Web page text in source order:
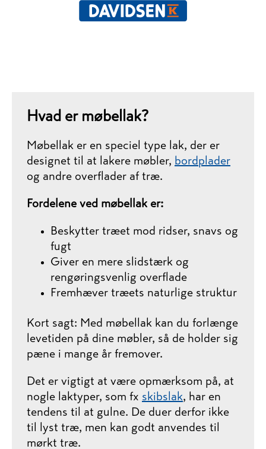
Hvad er møbellak?
Møbellak er en speciel type lak, der er
designet til at lakere møbler, bordplader
og andre overflader af træ.
Fordelene ved møbellak er:
Beskytter træet mod ridser, snavs og
fugt
Giver en mere slidstærk og
rengøringsvenlig overflade
Fremhæver træets naturlige struktur
Kort sagt: Med møbellak kan du forlænge
levetiden på dine møbler, så de holder sig
pæne i mange år fremover.
Det er vigtigt at være opmærksom på, at
nogle laktyper, som fx skibslak, har en
tendens til at gulne. De duer derfor ikke
til lyst træ, men kan godt anvendes til
mørkt træ.